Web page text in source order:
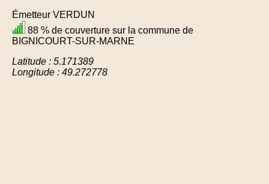
Émetteur VERDUN
88 % de couverture sur la commune de
BIGNICOURT-SUR-MARNE
Latitude : 5.171389
Longitude : 49.272778